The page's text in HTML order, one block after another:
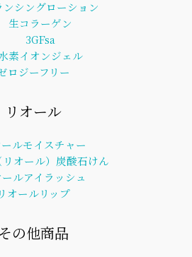
ンシングローション
生コラーゲン
3GFsa
素イオンジェル
ロジーフリー
リオール
ールモイスチャー
オール）炭酸石けん
ールアイラッシュ
リオールリップ
その他商品